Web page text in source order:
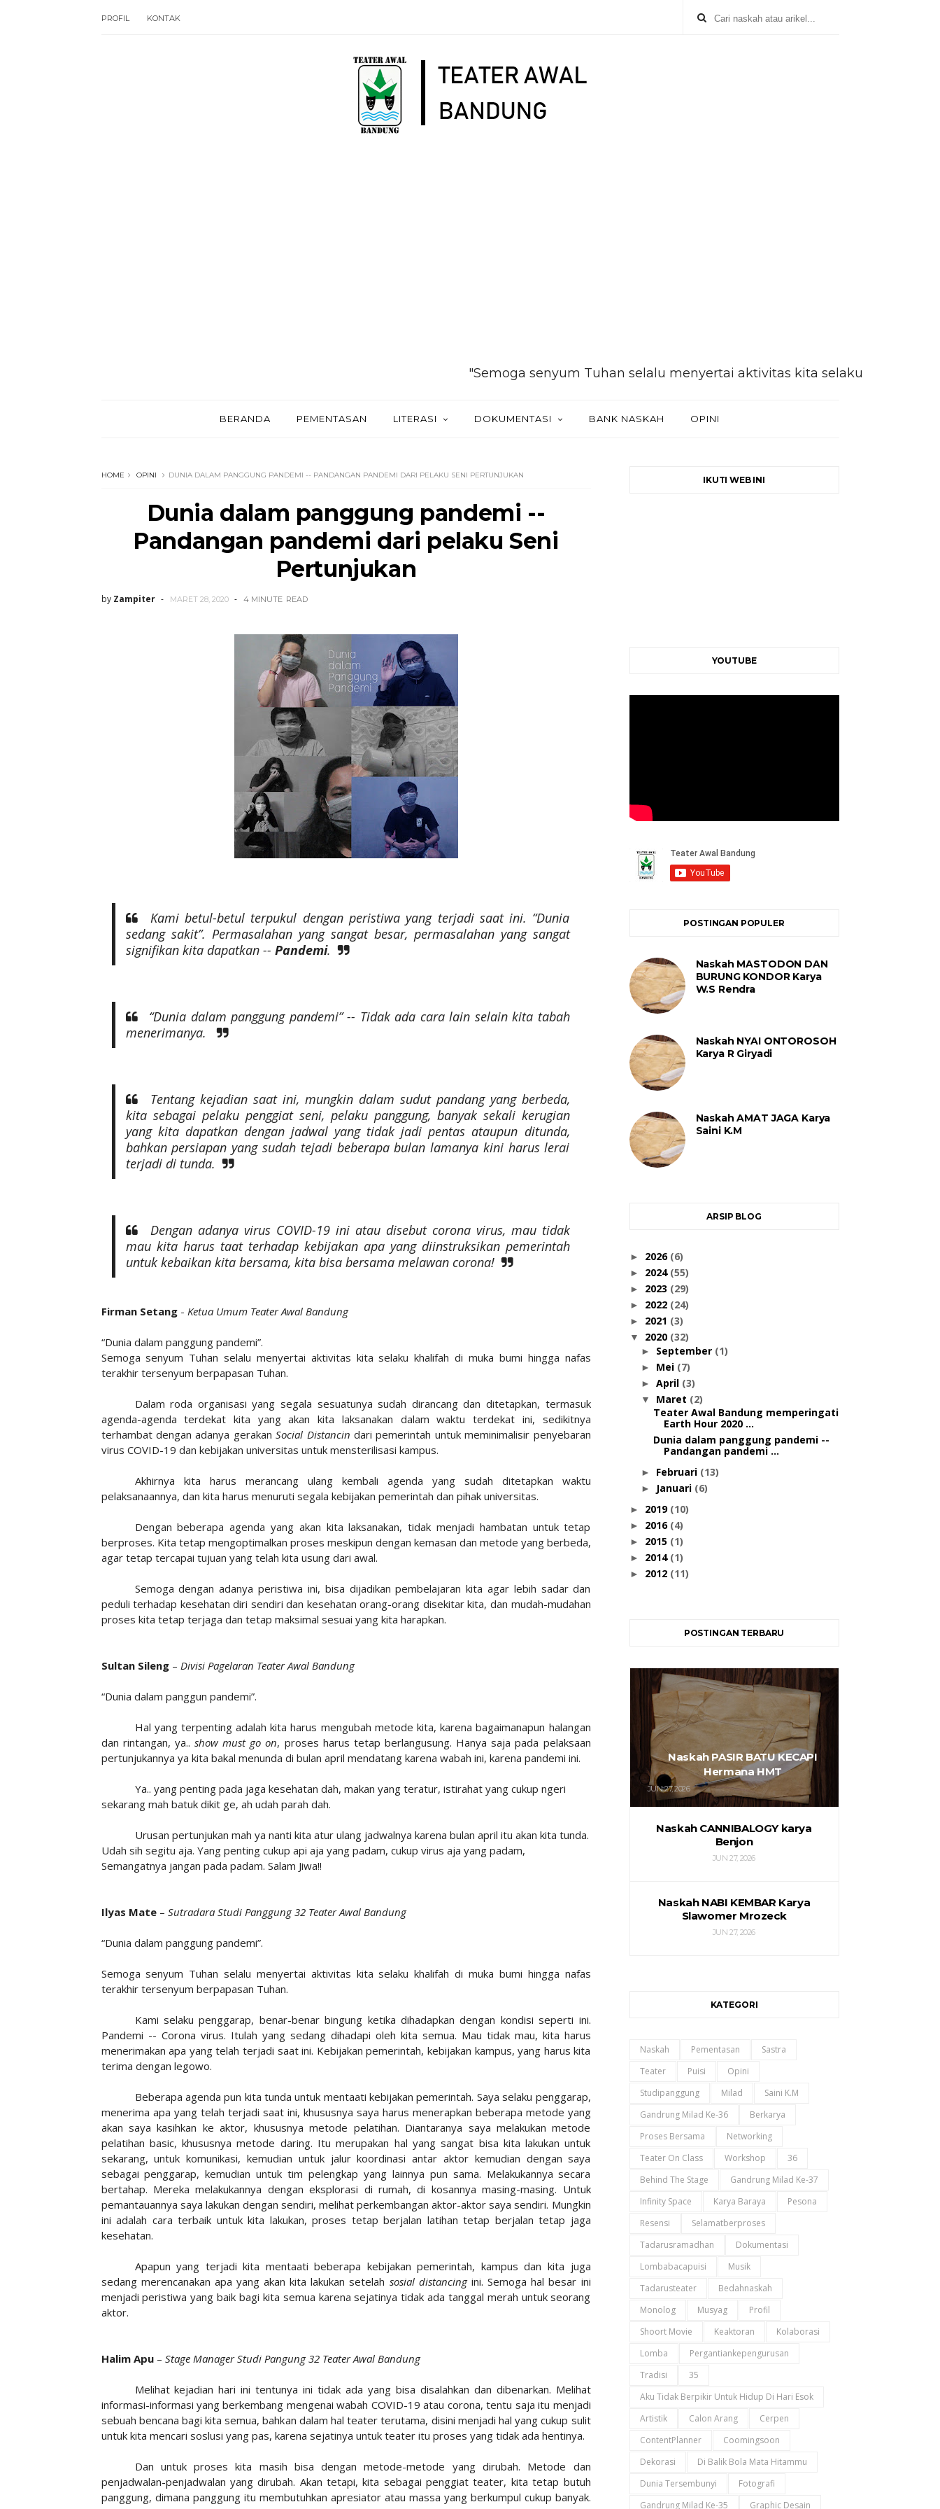
PROFIL KONTAK
"Semoga senyum Tuhan selalu menyertai aktivitas kita selaku khalifah di
BERANDA PEMENTASAN LITERASI DOKUMENTASI BANK NASKAH OPINI
HOME OPINI DUNIA DALAM PANGGUNG PANDEMI -- PANDANGAN PANDEMI DARI PELAKU SENI PERTUNJUKAN
Dunia dalam panggung pandemi --
Pandangan pandemi dari pelaku Seni
Pertunjukan
by Zampiter MARET 28, 2020 4 MINUTE READ
Kami betul-betul terpukul dengan peristiwa yang terjadi saat ini. “Dunia
sedang sakit”. Permasalahan yang sangat besar, permasalahan yang sangat
signifikan kita dapatkan -- Pandemi.
“Dunia dalam panggung pandemi” -- Tidak ada cara lain selain kita tabah
menerimanya.
Tentang kejadian saat ini, mungkin dalam sudut pandang yang berbeda,
kita sebagai pelaku penggiat seni, pelaku panggung, banyak sekali kerugian
yang kita dapatkan dengan jadwal yang tidak jadi pentas ataupun ditunda,
bahkan persiapan yang sudah tejadi beberapa bulan lamanya kini harus lerai
terjadi di tunda.
Dengan adanya virus COVID-19ini atau disebut corona virus, mau tidak
mau kita harus taat terhadap kebijakan apa yang diinstruksikan pemerintah
untuk kebaikan kita bersama, kita bisa bersama melawan corona!
Firman Setang- Ketua Umum Teater Awal Bandung
“Dunia dalam panggung pandemi”.
Semoga senyum Tuhan selalu menyertai aktivitas kita selaku khalifah di muka bumi hingga nafas
terakhir tersenyum berpapasan Tuhan.
Dalam roda organisasi yang segala sesuatunya sudah dirancang dan ditetapkan, termasuk
agenda-agenda terdekat kita yang akan kita laksanakan dalam waktu terdekat ini, sedikitnya
terhambat dengan adanya gerakanSocial Distancin dari pemerintah untuk meminimalisir penyebaran
virus COVID-19 dan kebijakan universitas untuk mensterilisasi kampus.
Akhirnya kita harus merancang ulang kembali agenda yang sudah ditetapkan waktu
pelaksanaannya, dan kita harus menuruti segala kebijakan pemerintah dan pihak universitas.
Dengan beberapa agenda yang akan kita laksanakan, tidak menjadi hambatan untuk tetap
berproses. Kita tetap mengoptimalkan proses meskipun dengan kemasan dan metode yang berbeda,
agar tetap tercapai tujuan yang telah kita usung dari awal.
Semoga dengan adanya peristiwa ini, bisa dijadikan pembelajaran kita agar lebih sadar dan
peduli terhadap kesehatan diri sendiri dan kesehatan orang-orang disekitar kita, dan mudah-mudahan
proses kita tetap terjaga dan tetap maksimal sesuai yang kita harapkan.
Sultan Sileng– Divisi Pagelaran Teater Awal Bandung
“Dunia dalam panggun pandemi”.
Hal yang terpenting adalah kita harus mengubah metode kita, karena bagaimanapun halangan
dan rintangan, ya.. show must go on, proses harus tetap berlangusung. Hanya saja pada pelaksaan
pertunjukannya ya kita bakal menunda di bulan april mendatang karena wabah ini, karena pandemi ini.
Ya.. yang penting pada jaga kesehatan dah, makan yang teratur, istirahat yang cukup ngeri
sekarang mah batuk dikit ge, ah udah parah dah.
Urusan pertunjukan mah ya nanti kita atur ulang jadwalnya karena bulan april itu akan kita tunda.
Udah sih segitu aja. Yang penting cukup api aja yang padam, cukup virus aja yang padam,
Semangatnya jangan pada padam. Salam Jiwa!!
Ilyas Mate– Sutradara Studi Panggung 32 Teater Awal Bandung
“Dunia dalam panggung pandemi”.
Semoga senyum Tuhan selalu menyertai aktivitas kita selaku khalifah di muka bumi hingga nafas
terakhir tersenyum berpapasan Tuhan.
Kami selaku penggarap, benar-benar bingung ketika dihadapkan dengan kondisi seperti ini.
Pandemi -- Corona virus. Itulah yang sedang dihadapi oleh kita semua. Mau tidak mau, kita harus
menerimakan apa yang telah terjadi saat ini. Kebijakan pemerintah, kebijakan kampus, yang harus kita
terima dengan legowo.
Beberapa agenda pun kita tunda untuk mentaati kebijakan pemerintah. Saya selaku penggarap,
menerima apa yang telah terjadi saat ini, khususnya saya harus menerapkan beberapa metode yang
akan saya kasihkan ke aktor, khususnya metode pelatihan. Diantaranya saya melakukan metode
pelatihan basic, khususnya metode daring. Itu merupakan hal yang sangat bisa kita lakukan untuk
sekarang, untuk komunikasi, kemudian untuk jalur koordinasi antar aktor kemudian dengan saya
sebagai penggarap, kemudian untuk tim pelengkap yang lainnya pun sama. Melakukannya secara
bertahap. Mereka melakukannya dengan eksplorasi di rumah, di kosannya masing-masing. Untuk
pemantauannya saya lakukan dengan sendiri, melihat perkembangan aktor-aktor saya sendiri. Mungkin
ini adalah cara terbaik untuk kita lakukan, proses tetap berjalan latihan tetap berjalan tetap jaga
kesehatan.
Apapun yang terjadi kita mentaati beberapa kebijakan pemerintah, kampus dan kita juga
sedang merencanakan apa yang akan kita lakukan setelah sosial distancingini. Semoga hal besar ini
menjadi peristiwa yang baik bagi kita semua karena sejatinya tidak ada tanggal merah untuk seorang
aktor.
Halim Apu– Stage Manager Studi Pangung 32 Teater Awal Bandung
Melihat kejadian hari ini tentunya ini tidak ada yang bisa disalahkan dan dibenarkan. Melihat
informasi-informasi yang berkembang mengenai wabah COVID-19 atau corona, tentu saja itu menjadi
sebuah bencana bagi kita semua, bahkan dalam hal teater terutama, disini menjadi hal yang cukup sulit
untuk kita mencari soslusi yang pas, karena sejatinya untuk teater itu proses yang tidak ada hentinya.
Dan untuk proses kita masih bisa dengan metode-metode yang dirubah. Metode dan
penjadwalan-penjadwalan yang dirubah. Akan tetapi, kita sebagai penggiat teater, kita tetap butuh
panggung, dimana panggung itu membutuhkan apresiator atau massa yang berkumpul cukup banyak.
IKUTI WEB INI
YOUTUBE
POSTINGAN POPULER
Naskah MASTODON DAN
BURUNG KONDOR Karya
W.S Rendra
Naskah NYAI ONTOROSOH
Karya R Giryadi
Naskah AMAT JAGA Karya
Saini K.M
ARSIP BLOG
► 2026 (6)
► 2024 (55)
► 2023 (29)
► 2022 (24)
► 2021 (3)
▼ 2020 (32)
► September (1)
► Mei (7)
►April (3)
▼ Maret (2)
Teater Awal Bandung memperingati
Earth Hour 2020 ...
Dunia dalam panggung pandemi --
Pandangan pandemi ...
► Februari (13)
► Januari (6)
► 2019 (10)
► 2016 (4)
► 2015 (1)
► 2014 (1)
► 2012 (11)
POSTINGAN TERBARU
Naskah PASIR BATU KECAPI
Hermana HMT
JUN 27, 2026
Naskah CANNIBALOGY karya
Benjon
JUN 27, 2026
Naskah NABI KEMBAR Karya
Slawomer Mrozeck
JUN 27, 2026
KATEGORI
Naskah Pementasan
Sastra
Teater
Puisi
Opini
Studipanggung
Milad
Saini K.m
Gandrung Milad Ke-36
Berkarya
Proses Bersama
Networking
Teater On Class
Workshop
36
Behind The Stage
Gandrung Milad Ke-37
Infinity Space
Karya Baraya
Pesona
Resensi
Selamatberproses
Tadarusramadhan
Dokumentasi
Lombabacapuisi
Musik
Tadarusteater
Bedahnaskah
Monolog
Musyag
Profil
Shoort Movie
Keaktoran
Kolaborasi
Lomba
Pergantiankepengurusan
Tradisi
35
Aku Tidak Berpikir Untuk Hidup Di Hari Esok
Artistik
Calon Arang
Cerpen
ContentPlanner
Coomingsoon
Dekorasi
Di Balik Bola Mata Hitammu
Dunia Tersembunyi
Fotografi
Gandrung Milad Ke-35
Graphic Desain